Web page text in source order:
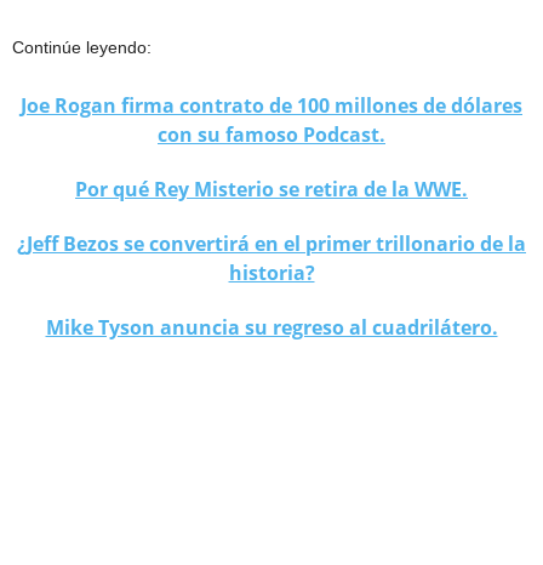
Continúe leyendo:
Joe Rogan firma contrato de 100 millones de dólares
con su famoso Podcast.
Por qué Rey Misterio se retira de la WWE.
¿Jeff Bezos se convertirá en el primer trillonario de la
historia?
Mike Tyson anuncia su regreso al cuadrilátero.